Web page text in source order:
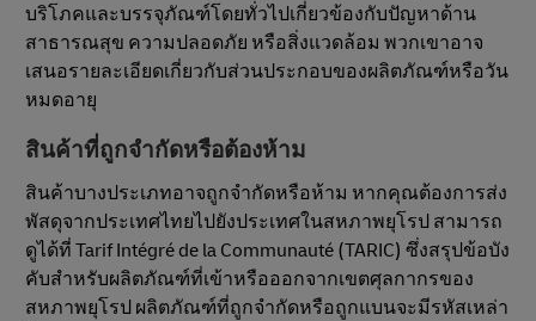
บริโภคและบรรจุภัณฑ์โดยทั่วไปเกี่ยวข้องกับปัญหาด้าน
สาธารณสุข ความปลอดภัย หรือสิ่งแวดล้อม พวกเขาอาจ
เสนอรายละเอียดเกี่ยวกับส่วนประกอบของผลิตภัณฑ์หรือวัน
หมดอายุ
สินค้าที่ถูกจํากัดหรือต้องห้าม
สินค้าบางประเภทอาจถูกจํากัดหรือห้าม หากคุณต้องการส่ง
พัสดุจากประเทศไทยไปยังประเทศในสหภาพยุโรป สามารถ
ดูได้ที่ Tarif Intégré de la Communauté (TARIC) ซึ่งสรุปข้อบัง
คับสําหรับผลิตภัณฑ์ที่เข้าหรือออกจากเขตศุลกากรของ
สหภาพยุโรป ผลิตภัณฑ์ที่ถูกจํากัดหรือถูกแบนจะมีรหัสเหล่า